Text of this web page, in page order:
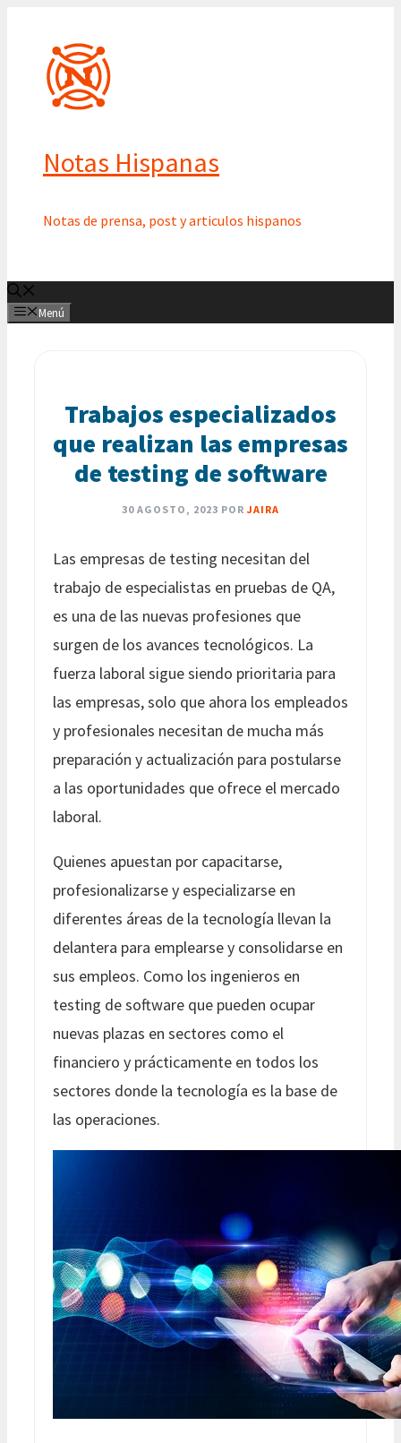
contenido
Notas Hispanas
Notas de prensa, post y articulos hispanos
Menú
Trabajos especializados
que realizan las empresas
de testing de software
30 AGOSTO, 2023 POR JAIRA
Las empresas de testing necesitan del
trabajo de especialistas en pruebas de QA,
es una de las nuevas profesiones que
surgen de los avances tecnológicos. La
fuerza laboral sigue siendo prioritaria para
las empresas, solo que ahora los empleados
y profesionales necesitan de mucha más
preparación y actualización para postularse
a las oportunidades que ofrece el mercado
laboral.
Quienes apuestan por capacitarse,
profesionalizarse y especializarse en
diferentes áreas de la tecnología llevan la
delantera para emplearse y consolidarse en
sus empleos. Como los ingenieros en
testing de software que pueden ocupar
nuevas plazas en sectores como el
financiero y prácticamente en todos los
sectores donde la tecnología es la base de
las operaciones.